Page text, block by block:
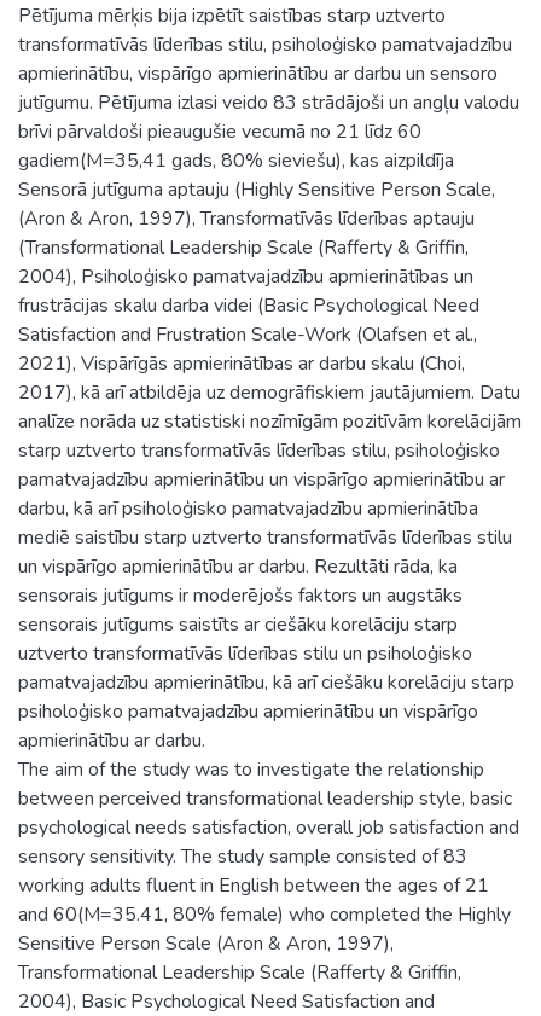
Pētījuma mērķis bija izpētīt saistības starp uztverto
transformatīvās līderības stilu, psiholoģisko pamatvajadzību
apmierinātību, vispārīgo apmierinātību ar darbu un sensoro
jutīgumu. Pētījuma izlasi veido 83 strādājoši un angļu valodu
brīvi pārvaldoši pieaugušie vecumā no 21 līdz 60
gadiem(M=35,41 gads, 80% sieviešu), kas aizpildīja
Sensorā jutīguma aptauju (Highly Sensitive Person Scale,
(Aron & Aron, 1997), Transformatīvās līderības aptauju
(Transformational Leadership Scale (Rafferty & Griffin,
2004), Psiholoģisko pamatvajadzību apmierinātības un
frustrācijas skalu darba videi (Basic Psychological Need
Satisfaction and Frustration Scale-Work (Olafsen et al.,
2021), Vispārīgās apmierinātības ar darbu skalu (Choi,
2017), kā arī atbildēja uz demogrāfiskiem jautājumiem. Datu
analīze norāda uz statistiski nozīmīgām pozitīvām korelācijām
starp uztverto transformatīvās līderības stilu, psiholoģisko
pamatvajadzību apmierinātību un vispārīgo apmierinātību ar
darbu, kā arī psiholoģisko pamatvajadzību apmierinātība
mediē saistību starp uztverto transformatīvās līderības stilu
un vispārīgo apmierinātību ar darbu. Rezultāti rāda, ka
sensorais jutīgums ir moderējošs faktors un augstāks
sensorais jutīgums saistīts ar ciešāku korelāciju starp
uztverto transformatīvās līderības stilu un psiholoģisko
pamatvajadzību apmierinātību, kā arī ciešāku korelāciju starp
psiholoģisko pamatvajadzību apmierinātību un vispārīgo
apmierinātību ar darbu.
The aim of the study was to investigate the relationship
between perceived transformational leadership style, basic
psychological needs satisfaction, overall job satisfaction and
sensory sensitivity. The study sample consisted of 83
working adults fluent in English between the ages of 21
and 60(M=35.41, 80% female) who completed the Highly
Sensitive Person Scale (Aron & Aron, 1997),
Transformational Leadership Scale (Rafferty & Griffin,
2004), Basic Psychological Need Satisfaction and